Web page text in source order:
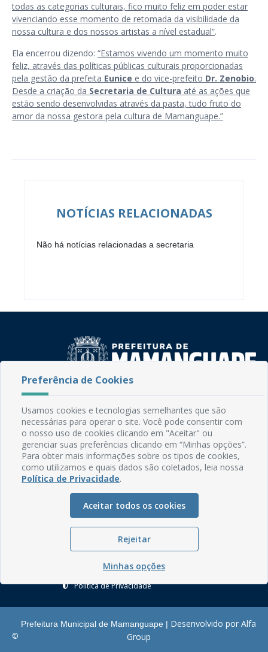
todas as categorias culturais, fico muito feliz em poder estar
vivenciando esse momento de retomada da visibilidade da
nossa cultura e dos nossos artistas a nível estadual”.
Ela encerrou dizendo: “Estamos vivendo um momento muito
feliz, através das políticas públicas culturais proporcionadas
pela gestão da prefeita Eunice e do vice-prefeito Dr. Zenobio.
Desde a criação da Secretaria de Cultura até as ações que
estão sendo desenvolvidas através da pasta, tudo fruto do
amor da nossa gestora pela cultura de Mamanguape.”
NOTÍCIAS RELACIONADAS
Não há notícias relacionadas a secretaria
CEP: 58.280-000 - Mamanguape/PB
Fone: (83) 3292-2246
Email: comunicacao@mamanguape.pb.gov.br
Expediente: Segunda à Sexta, das 08h às 13h
Mapa do Site
Perguntas frequentes
Ouvidoria
Serviços Internos
Política de Privacidade
©
Prefeitura Municipal de Mamanguape | Desenvolvido por Alfa
Group
Preferência de Cookies
Usamos cookies e tecnologias semelhantes que são
necessárias para operar o site. Você pode consentir com
o nosso uso de cookies clicando em "Aceitar" ou
gerenciar suas preferências clicando em “Minhas opções”.
Para obter mais informações sobre os tipos de cookies,
como utilizamos e quais dados são coletados, leia nossa
Política de Privacidade.
Aceitar todos os cookies
Rejeitar
Minhas opções